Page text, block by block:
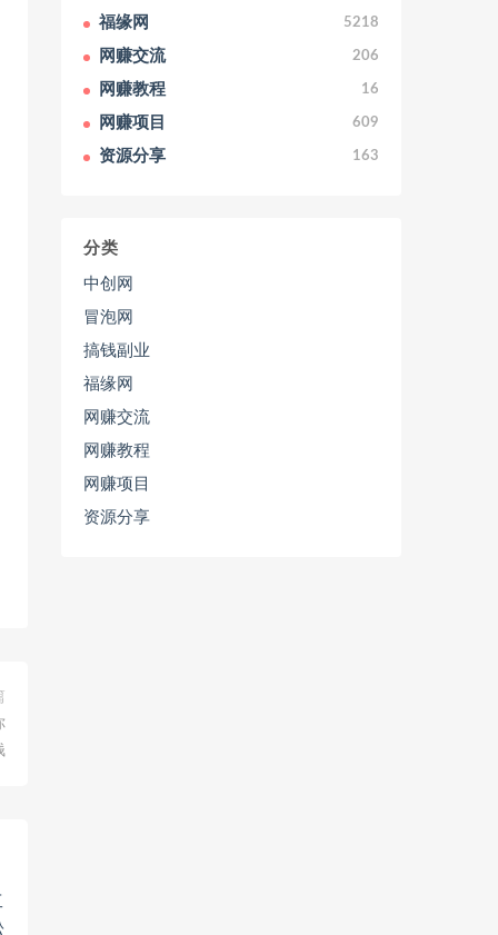
福缘网 5218
网赚交流 206
网赚教程 16
网赚项目 609
资源分享 163
分类
中创网
冒泡网
搞钱副业
福缘网
网赚交流
网赚教程
网赚项目
资源分享